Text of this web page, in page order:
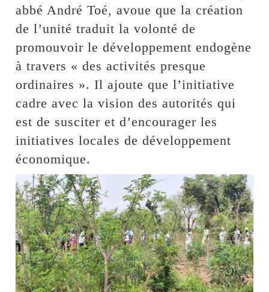
abbé André Toé, avoue que la création
de l’unité traduit la volonté de
promouvoir le développement endogène
à travers « des activités presque
ordinaires ». Il ajoute que l’initiative
cadre avec la vision des autorités qui
est de susciter et d’encourager les
initiatives locales de développement
économique.